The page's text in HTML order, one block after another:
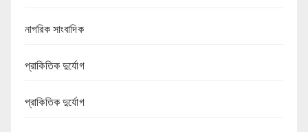
নাগরিক সাংবাদিক
প্রাকিতিক দুর্যোগ
প্রাকিতিক দুর্যোগ